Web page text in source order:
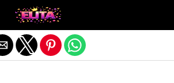
Exit mobile version